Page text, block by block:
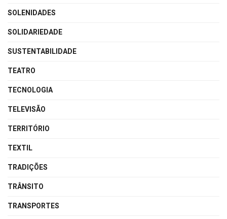
SOLENIDADES
SOLIDARIEDADE
SUSTENTABILIDADE
TEATRO
TECNOLOGIA
TELEVISÃO
TERRITÓRIO
TEXTIL
TRADIÇÕES
TRÂNSITO
TRANSPORTES